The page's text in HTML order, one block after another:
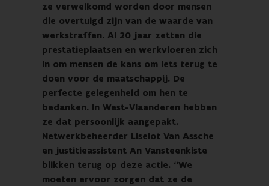
ze verwelkomd worden door mensen
die overtuigd zijn van de waarde van
werkstraffen. Al 20 jaar zetten die
prestatieplaatsen en werkvloeren zich
in om mensen de kans om iets terug te
doen voor de maatschappij. De
perfecte gelegenheid om hen te
bedanken. In West-Vlaanderen hebben
ze dat persoonlijk aangepakt.
Netwerkbeheerder Liselot Van Assche
en justitieassistent An Vansteenkiste
blikken terug op deze actie. “We
moeten ervoor zorgen dat ze de